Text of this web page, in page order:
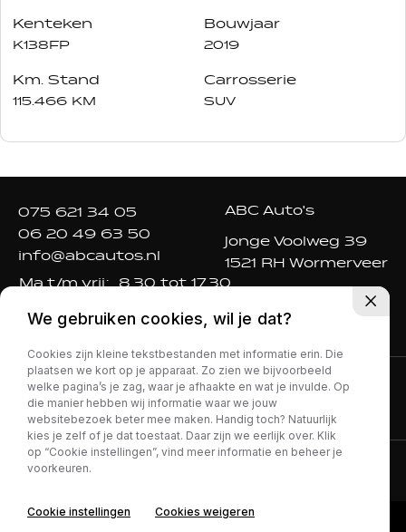
Kenteken
K138FP
Bouwjaar
2019
Km. Stand
115.466 KM
Carrosserie
SUV
075 621 34 05
06 20 49 63 50
info@abcautos.nl
ABC Auto's
Jonge Voolweg 39
1521 RH Wormerveer
Ma t/m vrij: 8.30 tot 17.30
Zo:
gesloten
Privacy policy
We gebruiken cookies, wil je dat?
Cookies zijn kleine tekstbestanden met informatie erin. Die
plaatsen we kort op je apparaat. Zo zien we bijvoorbeeld
welke pagina’s je zag, waar je afhaakte en wat je invulde. Op
die manier hebben wij informatie waar we jouw
websitebezoek beter mee maken. Handig toch? Natuurlijk
kies je zelf of je dat toestaat. Daar zijn we eerlijk over. Klik
op “Cookie instellingen”, vind meer informatie en beheer je
voorkeuren.
Cookie instellingen Cookies weigeren